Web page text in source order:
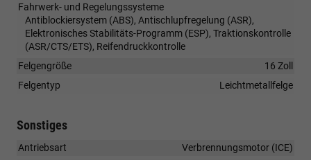
Fahrwerk- und Regelungssysteme
Antiblockiersystem (ABS), Antischlupfregelung (ASR),
Elektronisches Stabilitäts-Programm (ESP), Traktionskontrolle
(ASR/CTS/ETS), Reifendruckkontrolle
Felgengröße
16 Zoll
Felgentyp
Leichtmetallfelge
Sonstiges
Antriebsart
Verbrennungsmotor (ICE)